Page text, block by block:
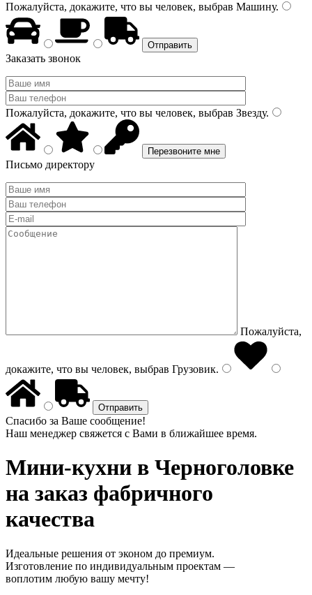
Пожалуйста, докажите, что вы человек, выбрав Машину.
Заказать звонок
Пожалуйста, докажите, что вы человек, выбрав Звезду.
Письмо директору
Пожалуйста,
докажите, что вы человек, выбрав Грузовик.
Спасибо за Ваше сообщение!
Наш менеджер свяжется с Вами в ближайшее время.
Мини-кухни в Черноголовке
на заказ фабричного
качества
Идеальные решения от эконом до премиум.
Изготовление по индивидуальным проектам —
воплотим любую вашу мечту!